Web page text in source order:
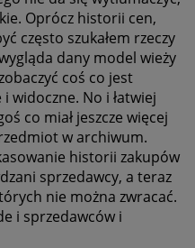
Oprócz historii cen,
często szukałem rzeczy
dany model wieży
coś co jest
widoczne. No i łatwiej
co miał jeszcze więcej
w archiwum.
historii zakupów
sprzedawcy, a teraz
nie można zwracać.
i sprzedawców i